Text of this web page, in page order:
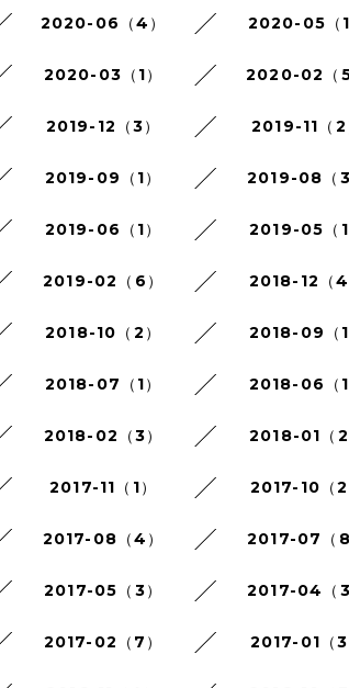
2020-06（4） 2020-05（1
2020-03（1） 2020-02（5
2019-12（3） 2019-11（2
2019-09（1） 2019-08（3
2019-06（1） 2019-05（1
2019-02（6） 2018-12（4
2018-10（2） 2018-09（1
2018-07（1） 2018-06（1
2018-02（3） 2018-01（2
2017-11（1） 2017-10（2
2017-08（4） 2017-07（8
2017-05（3） 2017-04（3
2017-02（7） 2017-01（3